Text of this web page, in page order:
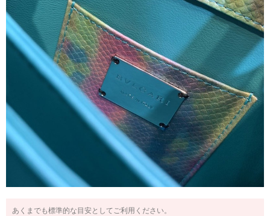
あくまでも標準的な目安としてご利用ください。